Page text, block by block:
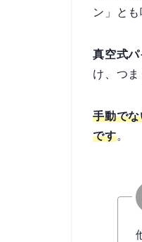
ン」とも
真空式
け、つま
手動で
です。